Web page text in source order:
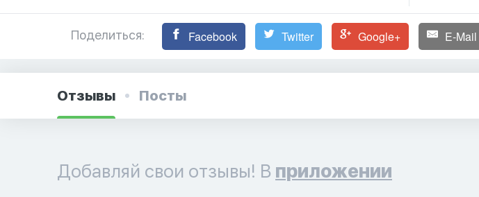
Поделиться: Facebook Twitter Google+ E-Mail
Отзывы Посты
Добавляй свои отзывы! В приложении